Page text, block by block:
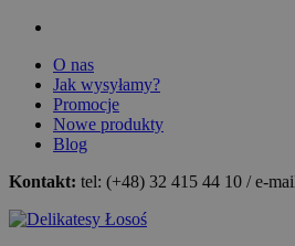
O nas
Jak wysyłamy?
Promocje
Nowe produkty
Blog
Kontakt: tel: (+48) 32 415 44 10 / e-